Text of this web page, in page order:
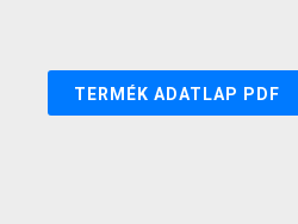
TERMÉK ADATLAP PDF